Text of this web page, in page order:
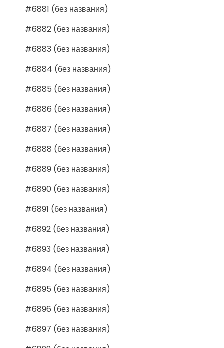
#6881 (без названия)
#6882 (без названия)
#6883 (без названия)
#6884 (без названия)
#6885 (без названия)
#6886 (без названия)
#6887 (без названия)
#6888 (без названия)
#6889 (без названия)
#6890 (без названия)
#6891 (без названия)
#6892 (без названия)
#6893 (без названия)
#6894 (без названия)
#6895 (без названия)
#6896 (без названия)
#6897 (без названия)